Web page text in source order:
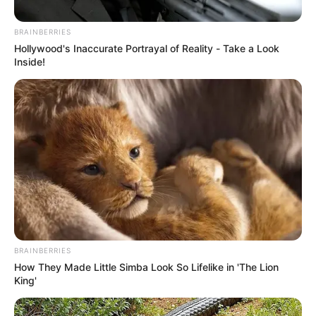
Pixabay
Bombillas con poca luz
Agosto 30, 2022
BRAINBERRIES
Hollywood's Inaccurate Portrayal of Reality - Take a Look
Inside!
BRAINBERRIES
How They Made Little Simba Look So Lifelike in 'The Lion
King'